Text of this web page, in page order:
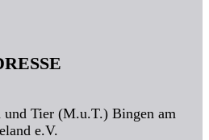
und Tier (M.u.T.) Bingen am
e.V.